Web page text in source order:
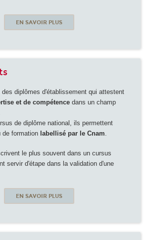
EN SAVOIR PLUS
des diplômes d'établissement qui attestent
et de compétence dans un champ
de diplôme national, ils permettent
de formation labellisé par le Cnam
le plus souvent dans un cursus
servir d'étape dans la validation d'une
EN SAVOIR PLUS